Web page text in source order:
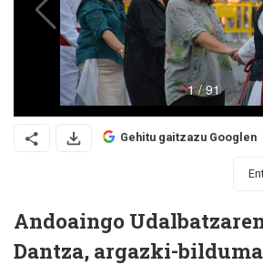
Gehitu gaitzazu Googlen
Andoaingo
Dantza, argazki-